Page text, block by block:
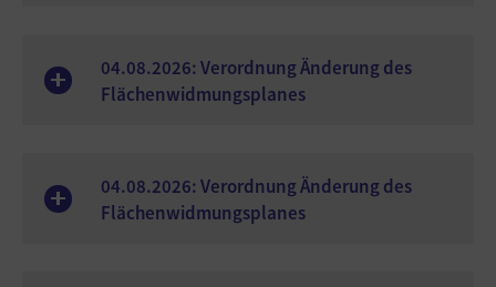
04.08.2026: Verordnung Änderung des
Flächenwidmungsplanes
04.08.2026: Verordnung Änderung des
Flächenwidmungsplanes